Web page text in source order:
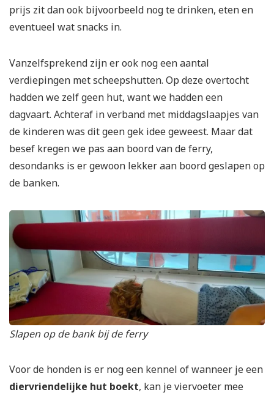
prijs zit dan ook bijvoorbeeld nog te drinken, eten en
eventueel wat snacks in.
Vanzelfsprekend zijn er ook nog een aantal
verdiepingen met scheepshutten. Op deze overtocht
hadden we zelf geen hut, want we hadden een
dagvaart. Achteraf in verband met middagslaapjes van
de kinderen was dit geen gek idee geweest. Maar dat
besef kregen we pas aan boord van de ferry,
desondanks is er gewoon lekker aan boord geslapen op
de banken.
Slapen op de bank bij de ferry
Voor de honden is er nog een kennel of wanneer je een
diervriendelijke hut boekt, kan je viervoeter mee